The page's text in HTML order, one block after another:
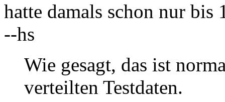
hatte damals schon nur
--hs
Wie gesagt, das ist
verteilten Testdaten.